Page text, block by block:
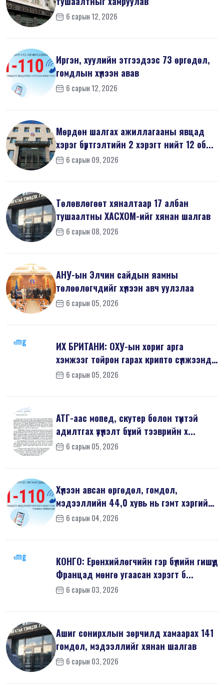
6 сарын 12, 2026
Иргэн, хуулийн этгээдээс 73 өргөдөл,
гомдлын хүлээн авав
6 сарын 12, 2026
Мөрдөн шалгах ажиллагааны явцад
хэрэг бүртгэлтийн 2 хэрэгт нийт 12 об...
6 сарын 09, 2026
Төлөвлөгөөт хяналтаар 17 албан
тушаалтны ХАСХОМ-ийг хянан шалгав
6 сарын 08, 2026
АНУ-ын Элчин сайдын яамны
төлөөлөгчдийг хүлээн авч уулзлаа
6 сарын 05, 2026
ИХ БРИТАНИ: ОХУ-ын хориг арга
хэмжээг тойрон гарах крипто сүлжээнд
хор...6 сарын 05, 2026
АТГ-аас мопед, скутер болон түүнтэй
адилтгах үзүүлэлт бүхий тээврийн х...
6 сарын 05, 2026
Хүлээн авсан өргөдөл, гомдол,
мэдээллийн 44,0 хувь нь гэмт хэргийн
шин...
6 сарын 04, 2026
КОНГО: Ерөнхийлөгчийн гэр бүлийн гишүүд
Францад мөнгө угаасан хэрэгт б...
6 сарын 03, 2026
Ашиг сонирхлын зөрчилд хамаарах 141
гомдол, мэдээллийг хянан шалгав
6 сарын 03, 2026